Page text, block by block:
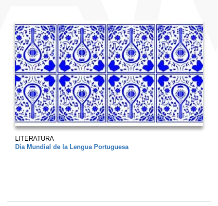
LITERATURA
Día Mundial de la Lengua Portuguesa